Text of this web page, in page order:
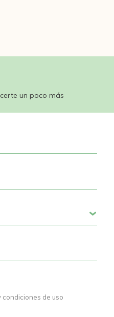
un poco más
condiciones de uso